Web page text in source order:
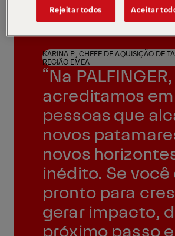
“Na PALFINGER,
acreditamos em
pessoas que
novos
novos
inédito. Se você
pronto para
gerar impacto,
próximo passo e
KARINA P., CHEFE DE AQUISIÇÃO DE
REGIÃO EMEA
Rejeitar todos Aceitar